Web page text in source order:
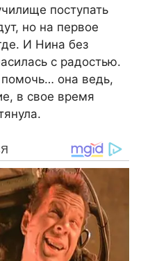
поступать
но на первое
И Нина без
с радостью.
она ведь,
в свое время